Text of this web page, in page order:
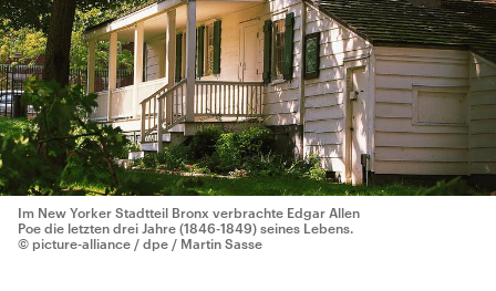
Im New Yorker Stadtteil Bronx verbrachte Edgar Allen
Poe die letzten drei Jahre (1846-1849) seines Lebens.
© picture-alliance / dpe / Martin Sasse